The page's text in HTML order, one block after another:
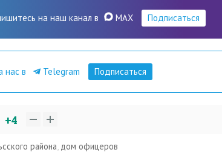
на наш канал в MAX Подписаться
нас в Telegram Подписаться
+4
района, дом офицеров